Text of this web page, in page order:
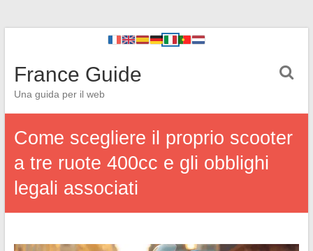
France Guide
Una guida per il web
Come scegliere il proprio scooter
a tre ruote 400cc e gli obblighi
legali associati